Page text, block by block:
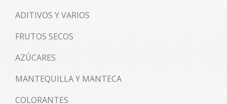
ADITIVOS Y VARIOS
FRUTOS SECOS
AZÚCARES
MANTEQUILLA Y MANTECA
COLORANTES